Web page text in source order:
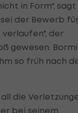
in Form", sagt
der Bewerb
der
gewesen.
so früh nach
die
bei seinem